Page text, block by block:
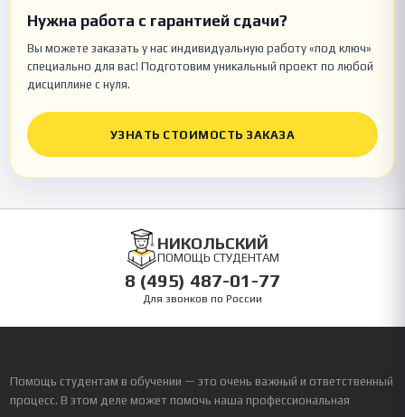
Нужна работа с гарантией сдачи?
Вы можете заказать у нас индивидуальную работу «под ключ»
специально для вас! Подготовим уникальный проект по любой
дисциплине с нуля.
УЗНАТЬ СТОИМОСТЬ ЗАКАЗА
НИКОЛЬСКИЙ
ПОМОЩЬ СТУДЕНТАМ
8 (495) 487-01-77
Для звонков по России
Помощь студентам в обучении — это очень важный и ответственный
процесс. В этом деле может помочь наша профессиональная